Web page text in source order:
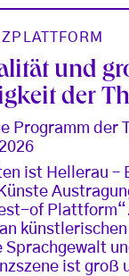
und
der
Programm der
ist Hellerau –
of
künstlerischen
Sprachgewalt
ist groß